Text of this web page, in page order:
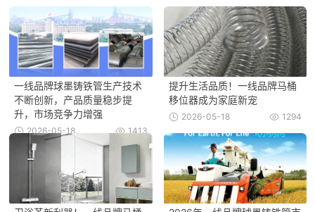
一线品牌球墨铸铁管生产技术
不断创新，产品质量稳步提
升，市场竞争力增强
1413
2026-05-18
提升生活品质！一线品牌马桶
移位器成为家庭新宠
1294
2026-05-18